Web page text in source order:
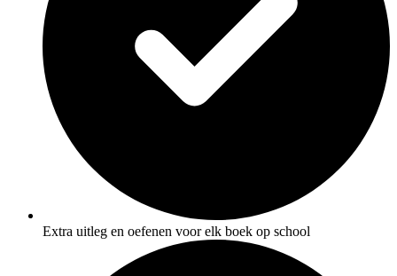
Extra uitleg en oefenen voor elk boek op school